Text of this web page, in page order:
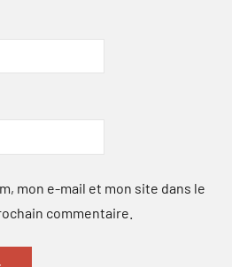
mon e-mail et mon site dans le
commentaire.